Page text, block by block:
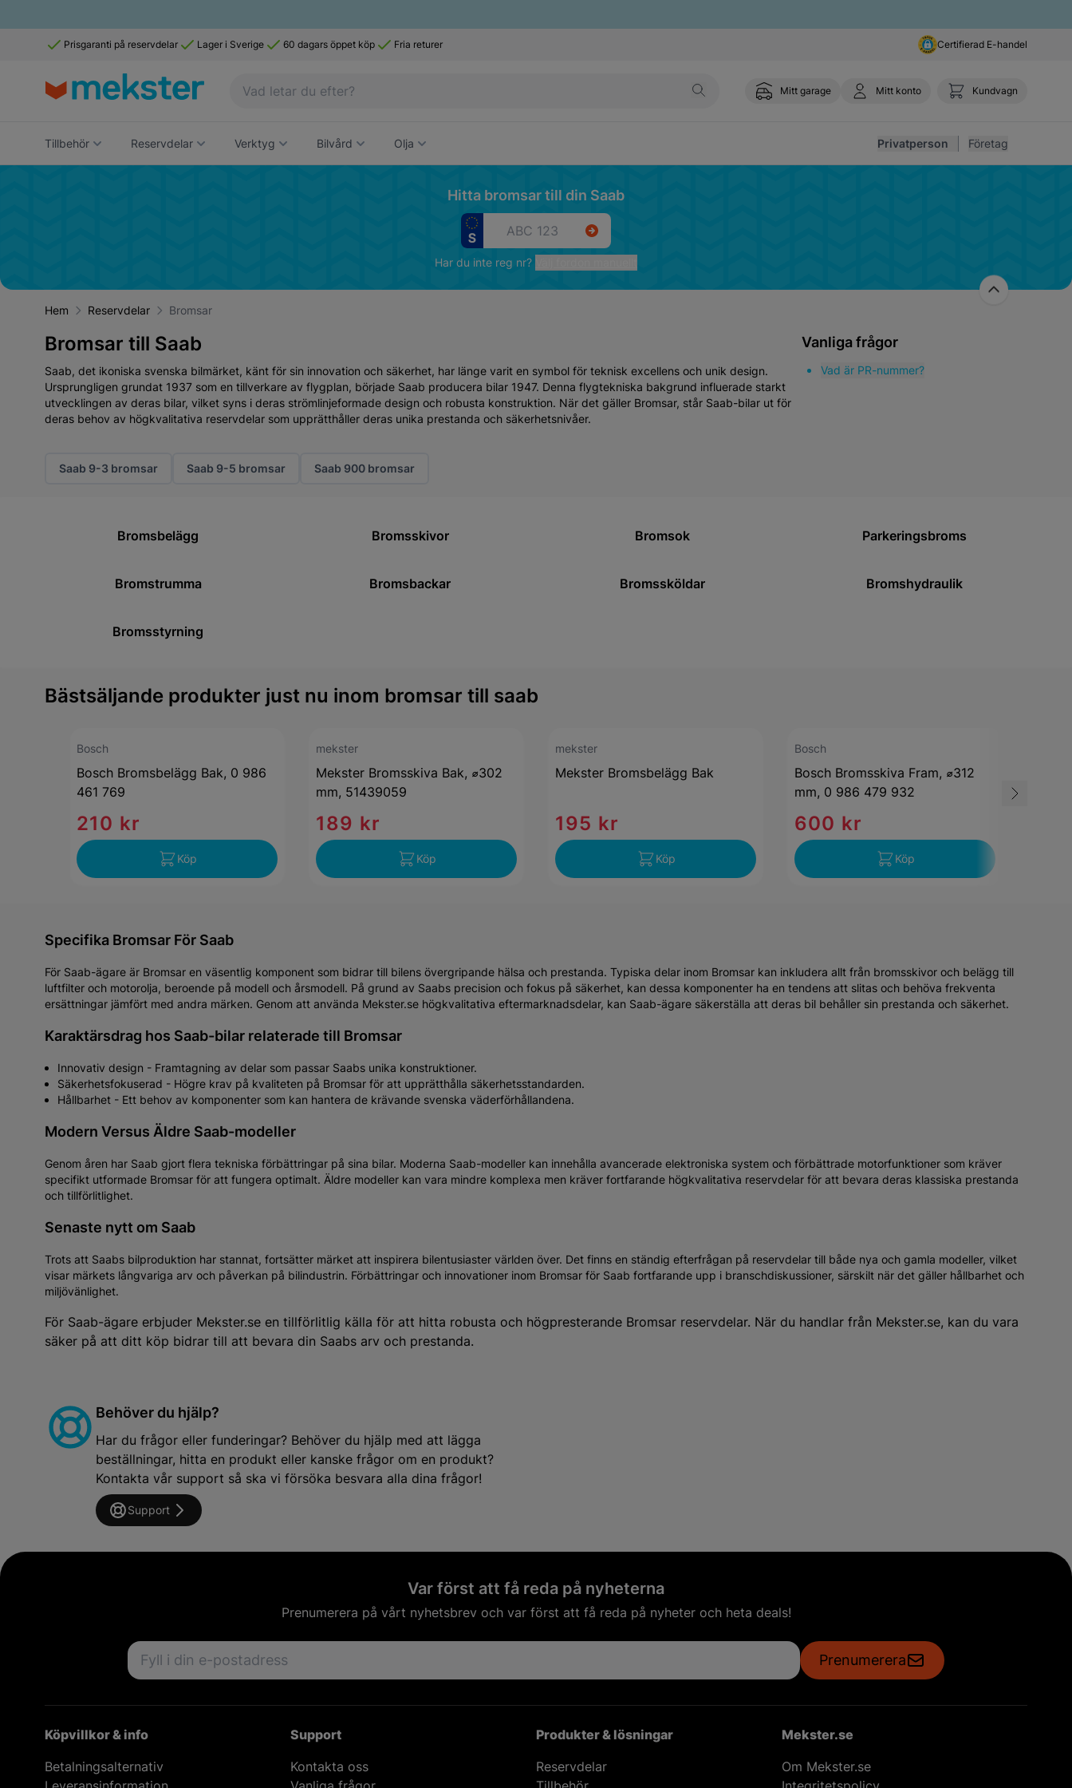
Prisgaranti på reservdelar Lager i Sverige 60 dagars öppet köp Fria returer Certifierad E-handel
Mitt garage Mitt konto Kundvagn
Tillbehör Reservdelar Verktyg Bilvård Olja Privatperson Företag
Hitta bromsar till din Saab
Har du inte reg nr?
Hem Reservdelar Bromsar
Bromsar till Saab
Saab, det ikoniska svenska bilmärket, känt för sin innovation och säkerhet, har länge varit en symbol för teknisk excellens och unik design.
Ursprungligen grundat 1937 som en tillverkare av flygplan, började Saab producera bilar 1947. Denna flygtekniska bakgrund influerade starkt
utvecklingen av deras bilar, vilket syns i deras strömlinjeformade design och robusta konstruktion. När det gäller Bromsar, står Saab-bilar ut för
deras behov av högkvalitativa reservdelar som upprätthåller deras unika prestanda och säkerhetsnivåer.
Vanliga frågor
Vad är PR-nummer?
Saab 9-3 bromsar Saab 9-5 bromsar Saab 900 bromsar
Bromsbelägg Bromsskivor Bromsok Parkeringsbroms
Bromstrumma Bromsbackar Bromssköldar Bromshydraulik
Bromsstyrning
Bästsäljande produkter just nu inom bromsar till saab
Bosch
Bosch Bromsbelägg Bak, 0 986
461 769
210 kr
Köp
mekster
Mekster Bromsskiva Bak, ⌀302
mm, 51439059
189 kr
Köp
mekster
Mekster Bromsbelägg Bak
195 kr
Köp
Bosch
Bosch Bromsskiva Fram, ⌀312
mm, 0 986 479 932
600 kr
Köp
Specifika Bromsar För Saab
För Saab-ägare är Bromsar en väsentlig komponent som bidrar till bilens övergripande hälsa och prestanda. Typiska delar inom Bromsar kan inkludera allt från bromsskivor och belägg till
luftfilter och motorolja, beroende på modell och årsmodell. På grund av Saabs precision och fokus på säkerhet, kan dessa komponenter ha en tendens att slitas och behöva frekventa
ersättningar jämfört med andra märken. Genom att använda Mekster.se högkvalitativa eftermarknadsdelar, kan Saab-ägare säkerställa att deras bil behåller sin prestanda och säkerhet.
Karaktärsdrag hos Saab-bilar relaterade till Bromsar
Innovativ design - Framtagning av delar som passar Saabs unika konstruktioner.
Säkerhetsfokuserad - Högre krav på kvaliteten på Bromsar för att upprätthålla säkerhetsstandarden.
Hållbarhet - Ett behov av komponenter som kan hantera de krävande svenska väderförhållandena.
Modern Versus Äldre Saab-modeller
Genom åren har Saab gjort flera tekniska förbättringar på sina bilar. Moderna Saab-modeller kan innehålla avancerade elektroniska system och förbättrade motorfunktioner som kräver
specifikt utformade Bromsar för att fungera optimalt. Äldre modeller kan vara mindre komplexa men kräver fortfarande högkvalitativa reservdelar för att bevara deras klassiska prestanda
och tillförlitlighet.
Senaste nytt om Saab
Trots att Saabs bilproduktion har stannat, fortsätter märket att inspirera bilentusiaster världen över. Det finns en ständig efterfrågan på reservdelar till både nya och gamla modeller, vilket
visar märkets långvariga arv och påverkan på bilindustrin. Förbättringar och innovationer inom Bromsar för Saab fortfarande upp i branschdiskussioner, särskilt när det gäller hållbarhet och
miljövänlighet.
För Saab-ägare erbjuder Mekster.se en tillförlitlig källa för att hitta robusta och högpresterande Bromsar reservdelar. När du handlar från Mekster.se, kan du vara
säker på att ditt köp bidrar till att bevara din Saabs arv och prestanda.
Behöver du hjälp?
Har du frågor eller funderingar? Behöver du hjälp med att lägga
beställningar, hitta en produkt eller kanske frågor om en produkt?
Kontakta vår support så ska vi försöka besvara alla dina frågor!
Support
Var först att få reda på nyheterna
Prenumerera på vårt nyhetsbrev och var först att få reda på nyheter och heta deals!
Email address
Prenumerera
Köpvillkor & info
Betalningsalternativ
Support
Kontakta oss
Produkter & lösningar
Reservdelar
Mekster.se
Om Mekster.se